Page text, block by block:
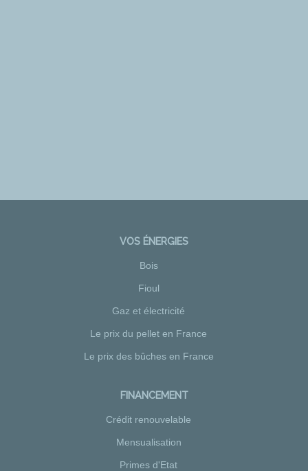
VOS ÉNERGIES
Bois
Fioul
Gaz et électricité
Le prix du pellet en France
Le prix des bûches en France
FINANCEMENT
Crédit renouvelable
Mensualisation
Primes d'Etat